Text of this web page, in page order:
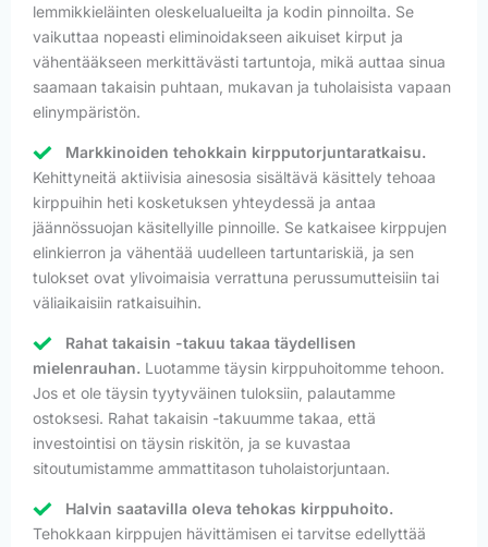
lemmikkieläinten oleskelualueilta ja kodin pinnoilta. Se
vaikuttaa nopeasti eliminoidakseen aikuiset kirput ja
vähentääkseen merkittävästi tartuntoja, mikä auttaa sinua
saamaan takaisin puhtaan, mukavan ja tuholaisista vapaan
elinympäristön.
Markkinoiden tehokkain kirpputorjuntaratkaisu.
Kehittyneitä aktiivisia ainesosia sisältävä käsittely tehoaa
kirppuihin heti kosketuksen yhteydessä ja antaa
jäännössuojan käsitellyille pinnoille. Se katkaisee kirppujen
elinkierron ja vähentää uudelleen tartuntariskiä, ja sen
tulokset ovat ylivoimaisia verrattuna perussumutteisiin tai
väliaikaisiin ratkaisuihin.
Rahat takaisin -takuu takaa täydellisen
mielenrauhan. Luotamme täysin kirppuhoitomme tehoon.
Jos et ole täysin tyytyväinen tuloksiin, palautamme
ostoksesi. Rahat takaisin -takuumme takaa, että
investointisi on täysin riskitön, ja se kuvastaa
sitoutumistamme ammattitason tuholaistorjuntaan.
Halvin saatavilla oleva tehokas kirppuhoito.
Tehokkaan kirppujen hävittämisen ei tarvitse edellyttää